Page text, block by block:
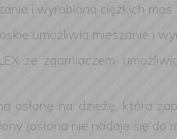
i wyrabiana ciężkich
umożliwia mieszanie i
ze zgarniaczem,
osłonę na dzieżę, która
(osłona nie nadaje się do